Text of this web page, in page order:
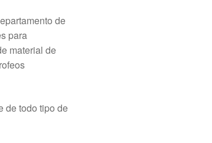
de
para
material de
de todo tipo de